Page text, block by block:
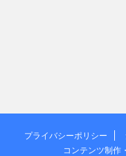
プライバシーポリシー
コンテンツ制作